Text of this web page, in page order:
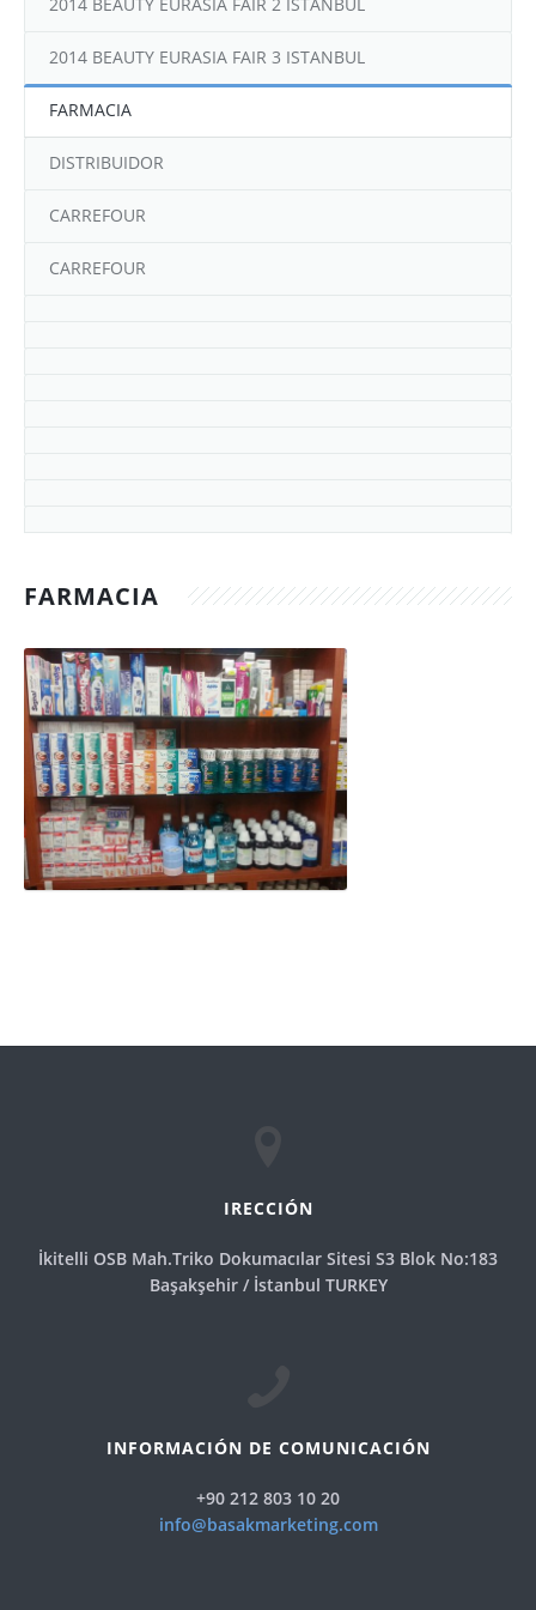
Contacto
2014 BEAUTY EURASIA FAIR 3 ISTANBUL
FARMACIA
DISTRIBUIDOR
CARREFOUR
CARREFOUR
FARMACIA
IRECCIÓN
İkitelli OSB Mah.Triko Dokumacılar Sitesi S3 Blok No:183
Başakşehir / İstanbul TURKEY
INFORMACIÓN DE COMUNICACIÓN
+90 212 803 10 20
info@basakmarketing.com